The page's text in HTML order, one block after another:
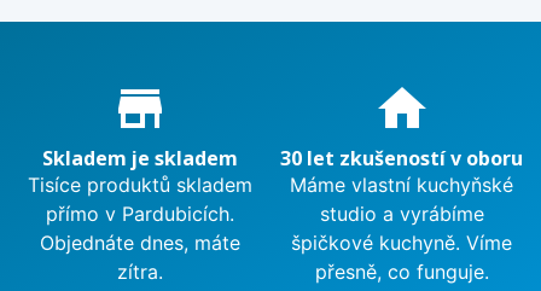
Proč nakupovat u nás?
store_mall_directory
Skladem je skladem
Tisíce produktů skladem
přímo v Pardubicích.
Objednáte dnes, máte
zítra.
home
30 let zkušeností v oboru
Máme vlastní kuchyňské
studio a vyrábíme
špičkové kuchyně. Víme
přesně, co funguje.